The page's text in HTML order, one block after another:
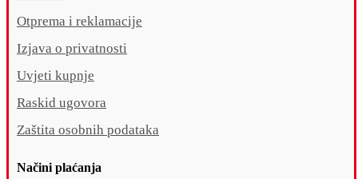
Otprema i reklamacije
Izjava o privatnosti
Uvjeti kupnje
Raskid ugovora
Zaštita osobnih podataka
Načini plaćanja